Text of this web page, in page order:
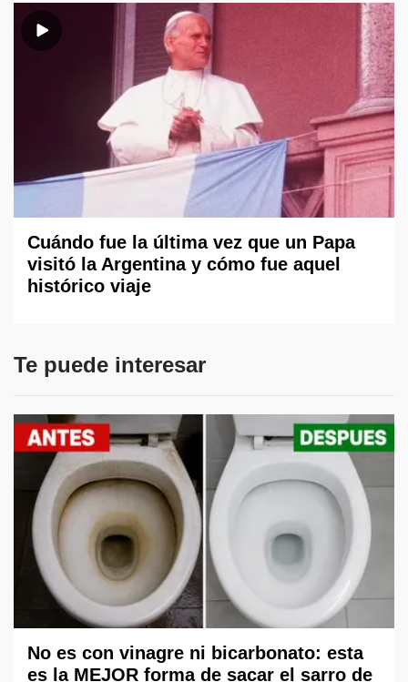
Cuándo fue la última vez que un Papa
visitó la Argentina y cómo fue aquel
histórico viaje
Te puede interesar
No es con vinagre ni bicarbonato: esta
es la MEJOR forma de sacar el sarro de